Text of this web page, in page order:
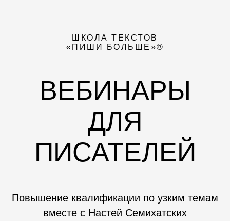
ШКОЛА ТЕКСТОВ
«ПИШИ БОЛЬШЕ»®
ВЕБИНАРЫ
ДЛЯ
ПИСАТЕЛЕЙ
Повышение квалификации по узким темам
вместе с Настей Семихатских